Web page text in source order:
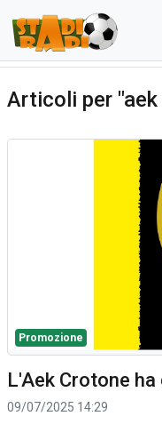
Articoli per
Promozione
L'Aek Crotone
09/07/2025 14:29